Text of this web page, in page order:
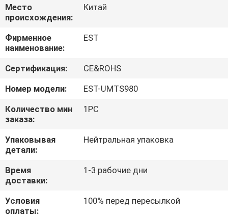
О
НАС
ТУР
ПО
ФАБРИКЕ
ПРОВЕРКА
КАЧЕСТВА
СВЯЖИТЕСЬ
МЫ
Место
происхождения:
Китай
Фирменное
наименование:
EST
Сертификация:
CE&ROHS
Номер модели:
EST-UMTS980
Количество мин
заказа:
1PC
Упаковывая
детали:
Нейтральная упаковка
Время
доставки:
1-3 рабочие дни
Условия
оплаты:
100% перед пересылкой